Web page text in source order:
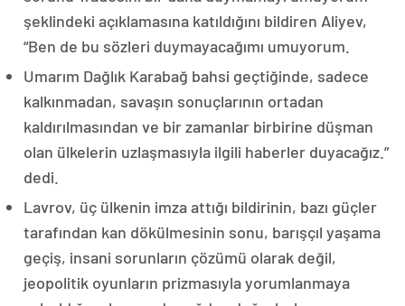
şeklindeki açıklamasına katıldığını bildiren Aliyev,
“Ben de bu sözleri duymayacağımı umuyorum.
Umarım Dağlık Karabağ bahsi geçtiğinde, sadece
kalkınmadan, savaşın sonuçlarının ortadan
kaldırılmasından ve bir zamanlar birbirine düşman
olan ülkelerin uzlaşmasıyla ilgili haberler duyacağız.”
dedi.
Lavrov, üç ülkenin imza attığı bildirinin, bazı güçler
tarafından kan dökülmesinin sonu, barışçıl yaşama
geçiş, insani sorunların çözümü olarak değil,
jeopolitik oyunların prizmasıyla yorumlanmaya